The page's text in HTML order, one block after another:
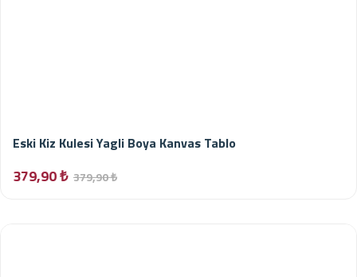
Eski Kiz Kulesi Yagli Boya Kanvas Tablo
379,90 ₺ 379,90 ₺